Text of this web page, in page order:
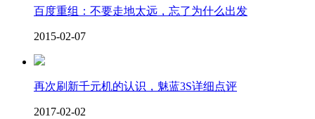
百度重组：不要走地太远，忘了为什么出发
2015-02-07
再次刷新千元机的认识，魅蓝3S详细点评
2017-02-02